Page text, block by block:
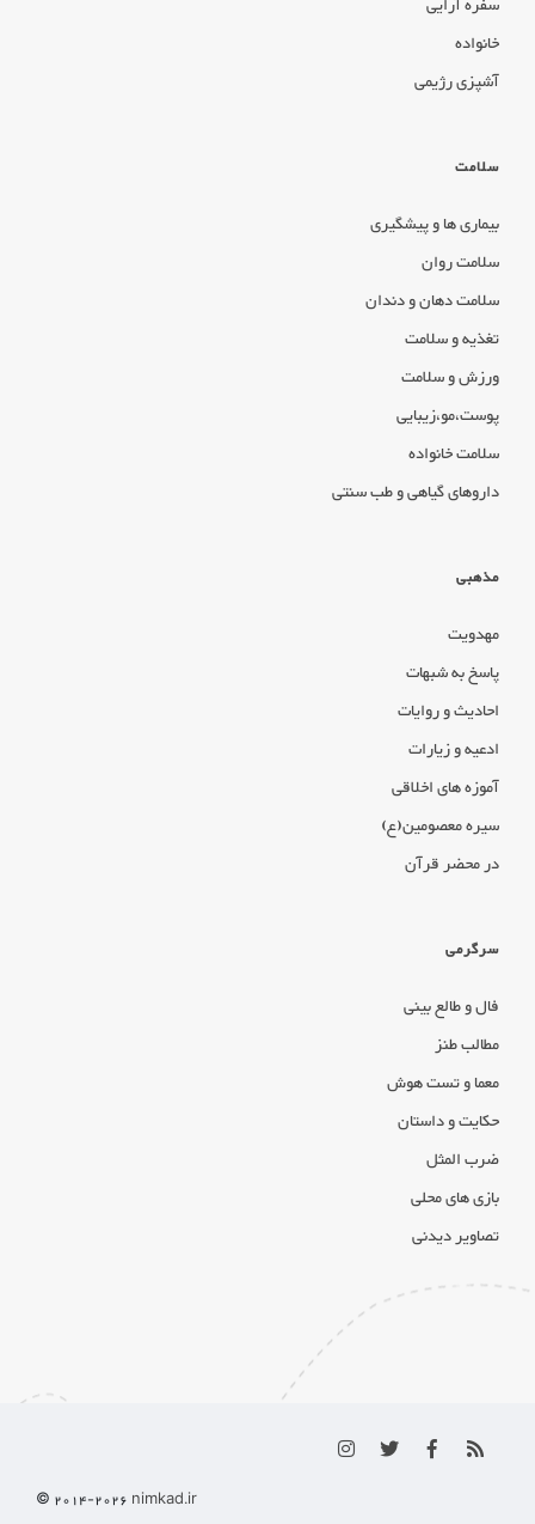
سفره آرایی
خانواده
آشپزی رژیمی
سلامت
بیماری ها و پیشگیری
سلامت روان
سلامت دهان و دندان
تغذیه و سلامت
ورزش و سلامت
پوست،مو،زیبایی
سلامت خانواده
داروهای گیاهی و طب سنتی
مذهبی
مهدویت
پاسخ به شبهات
احادیث و روایات
ادعیه و زیارات
آموزه های اخلاقی
سیره معصومین(ع)
در محضر قرآن
سرگرمی
فال و طالع بینی
مطالب طنز
معما و تست هوش
حکایت و داستان
ضرب المثل
بازی های محلی
تصاویر دیدنی
© 2014-2026 nimkad.ir